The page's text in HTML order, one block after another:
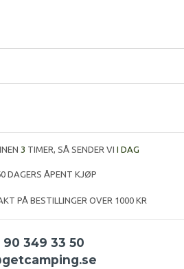
3 TIMER, SÅ SENDER VI I DAG
DAGERS ÅPENT KJØP
PÅ BESTILLINGER OVER 1000 KR
90 349 33 50